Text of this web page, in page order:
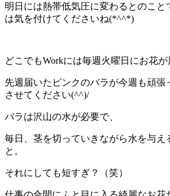
明日には熱帯低気圧に変わるとのこと
は気を付けてくださいね(*^^*)
どこでもWorkには毎週火曜日にお花が
先週届いたピンクのバラが今週も頑張
させてください(^^)/
バラは沢山の水が必要で、
毎日、茎を切っていきながら水を与え
と。
それにしても短すぎ？（笑）